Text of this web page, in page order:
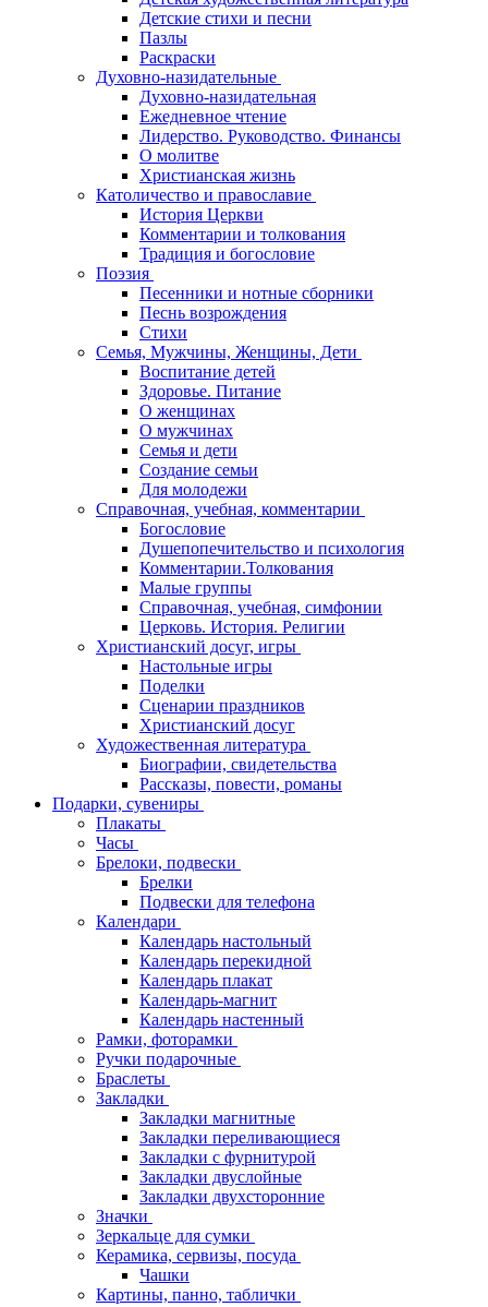
Детские стихи и песни
Пазлы
Раскраски
Духовно-назидательные
Духовно-назидательная
Ежедневное чтение
Лидерство. Руководство. Финансы
О молитве
Христианская жизнь
Католичество и православие
История Церкви
Комментарии и толкования
Традиция и богословие
Поэзия
Песенники и нотные сборники
Песнь возрождения
Стихи
Семья, Мужчины, Женщины, Дети
Воспитание детей
Здоровье. Питание
О женщинах
О мужчинах
Семья и дети
Создание семьи
Для молодежи
Справочная, учебная, комментарии
Богословие
Душепопечительство и психология
Комментарии.Толкования
Малые группы
Справочная, учебная, симфонии
Церковь. История. Религии
Христианский досуг, игры
Настольные игры
Поделки
Сценарии праздников
Христианский досуг
Художественная литература
Биографии, свидетельства
Рассказы, повести, романы
Подарки, сувениры
Плакаты
Часы
Брелоки, подвески
Брелки
Подвески для телефона
Календари
Календарь настольный
Календарь перекидной
Календарь плакат
Календарь-магнит
Календарь настенный
Рамки, фоторамки
Ручки подарочные
Браслеты
Закладки
Закладки магнитные
Закладки переливающиеся
Закладки с фурнитурой
Закладки двуслойные
Закладки двухсторонние
Значки
Зеркальце для сумки
Керамика, сервизы, посуда
Чашки
Картины, панно, таблички